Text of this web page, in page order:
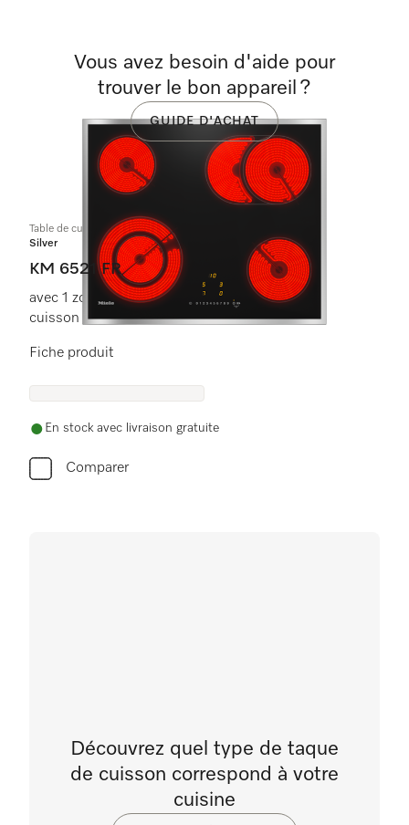
Table de cuisson vitrocéramique
Silver
KM 6521 FR
avec 1 zone de cuisson/rôtissage et 1 zone de
cuisson à diàmètre variable
Fiche produit
En stock avec livraison gratuite
Comparer
Vous avez besoin d'aide pour
trouver le bon appareil ?
GUIDE D'ACHAT
Découvrez quel type de taque
de cuisson correspond à votre
cuisine